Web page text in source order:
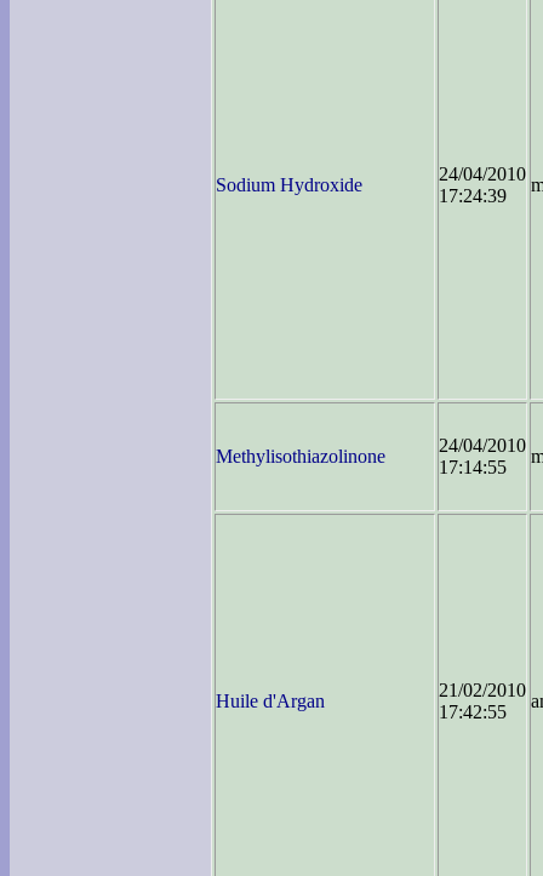
Sodium Hydroxide
24/04/2010
17:24:39
Methylisothiazolinone
24/04/2010
17:14:55
Huile d'Argan
21/02/2010
17:42:55